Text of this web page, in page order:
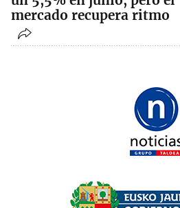
mercado recupera ritmo